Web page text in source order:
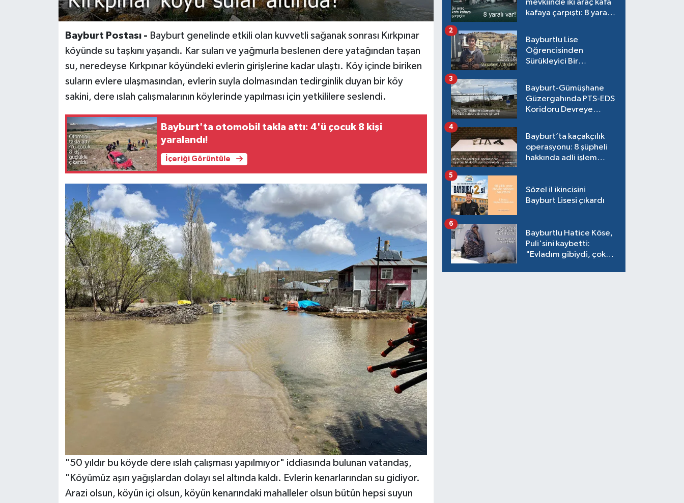
Bayburt Postası - Bayburt genelinde etkili olan kuvvetli sağanak sonrası Kırkpınar
köyünde su taşkını yaşandı. Kar suları ve yağmurla beslenen dere yatağından taşan
su, neredeyse Kırkpınar köyündeki evlerin girişlerine kadar ulaştı. Köy içinde biriken
suların evlere ulaşmasından, evlerin suyla dolmasından tedirginlik duyan bir köy
sakini, dere ıslah çalışmalarının köylerinde yapılması için yetkililere seslendi.
Bayburt'ta otomobil takla attı: 4'ü çocuk 8 kişi
yaralandı!
İçeriği Görüntüle
"50 yıldır bu köyde dere ıslah çalışması yapılmıyor" iddiasında bulunan vatandaş,
"Köyümüz aşırı yağışlardan dolayı sel altında kaldı. Evlerin kenarlarından su gidiyor.
Arazi olsun, köyün içi olsun, köyün kenarındaki mahalleler olsun bütün hepsi suyun
mevkiinde iki araç kafa
kafaya çarpıştı: 8 yaralı
Bayburtlu Lise
Öğrencisinden
Sürükleyici Bir
2
Bayburt-Gümüşhane
Güzergahında PTS-EDS
Koridoru Devreye
3
Bayburt’ta kaçakçılık
operasyonu: 8 şüpheli
hakkında adli işlem
4
Sözel il ikincisini
Bayburt Lisesi çıkardı
5
Bayburtlu Hatice Köse,
Puli'sini kaybetti:
"Evladım gibiydi, çok
6